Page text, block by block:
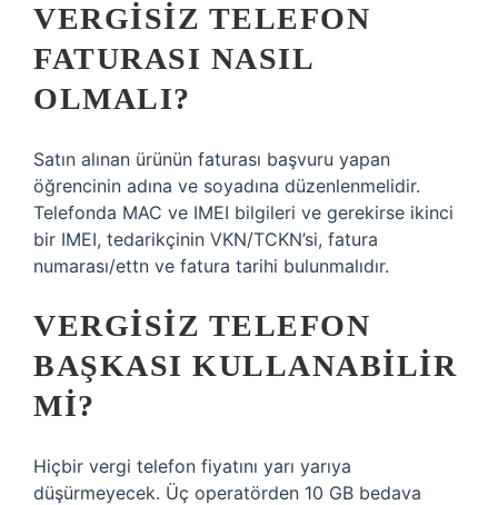
VERGISIZ TELEFON
FATURASI NASIL
OLMALI?
Satın alınan ürünün faturası başvuru yapan
öğrencinin adına ve soyadına düzenlenmelidir.
Telefonda MAC ve IMEI bilgileri ve gerekirse ikinci
bir IMEI, tedarikçinin VKN/TCKN’si, fatura
numarası/ettn ve fatura tarihi bulunmalıdır.
VERGISIZ TELEFON
BAŞKASI KULLANABILIR
MI?
Hiçbir vergi telefon fiyatını yarı yarıya
düşürmeyecek. Üç operatörden 10 GB bedava